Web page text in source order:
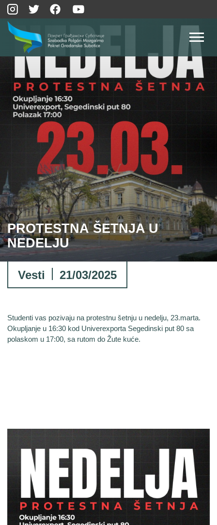
PROTESTNA ŠETNJA U
NEDELJU
Vesti 21/03/2025
Studenti vas pozivaju na protestnu šetnju u nedelju, 23.marta.
Okupljanje u 16:30 kod Univerexporta Segedinski put 80 sa
polaskom u 17:00, sa rutom do Žute kuće.